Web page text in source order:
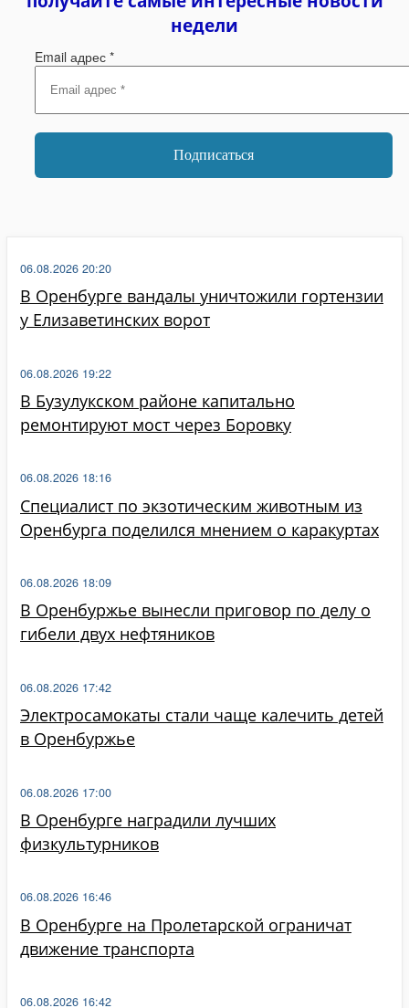
недели
Email адрес *
В Оренбурге вандалы уничтожили гортензии
у Елизаветинских ворот
06.08.2026 20:20
В Бузулукском районе капитально
ремонтируют мост через Боровку
06.08.2026 19:22
Специалист по экзотическим животным из
Оренбурга поделился мнением о каракуртах
06.08.2026 18:16
В Оренбуржье вынесли приговор по делу о
гибели двух нефтяников
06.08.2026 18:09
Электросамокаты стали чаще калечить детей
в Оренбуржье
06.08.2026 17:42
В Оренбурге наградили лучших
физкультурников
06.08.2026 17:00
В Оренбурге на Пролетарской ограничат
движение транспорта
06.08.2026 16:46
06.08.2026 16:42